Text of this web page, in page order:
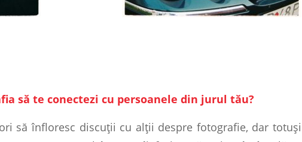
să te conectezi cu persoanele din jurul tău?
să înfloresc discuţii cu alţii despre fotografie, dar totuşi